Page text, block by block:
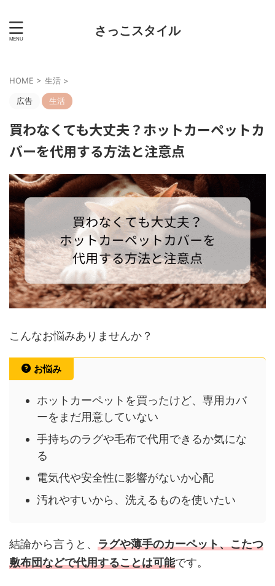
さっこスタイル
HOME > 生活 >
広告 生活
買わなくても大丈夫？ホットカーペットカ
バーを代用する方法と注意点
こんなお悩みありませんか？
お悩み
ホットカーペットを買ったけど、専用カバ
ーをまだ用意していない
手持ちのラグや毛布で代用できるか気にな
る
電気代や安全性に影響がないか心配
汚れやすいから、洗えるものを使いたい
結論から言うと、 ラグや薄手のカーペット、こたつ
敷布団などで代用することは可能です。